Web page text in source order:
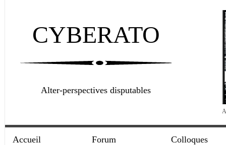
CYBERATO
Alter-perspectives disputables
Accueil Forum Colloques